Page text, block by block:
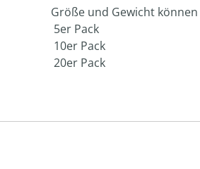
Größe und Gewicht
5er Pack
10er Pack
20er Pack